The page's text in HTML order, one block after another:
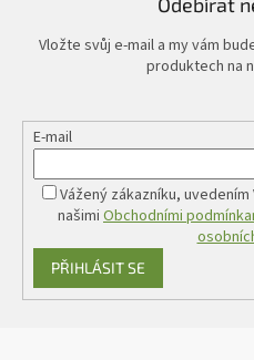
i
Vložte svůj e-mail a my vám
produktech na
E-mail
Vážený zákazníku,
našimi Obchodními
PŘIHLÁSIT SE